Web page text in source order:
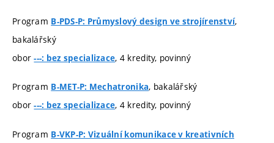
Program B-PDS-P: Průmyslový design ve strojírenství,
bakalářský
obor---: bez specializace, 4 kredity, povinný
Program B-MET-P: Mechatronika, bakalářský
obor---: bez specializace, 4 kredity, povinný
Program B-VKP-P: Vizuální komunikace v kreativních